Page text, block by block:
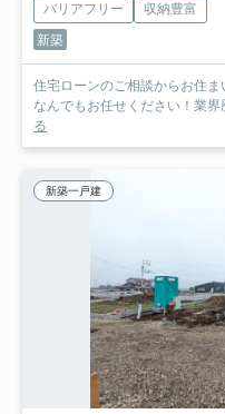
バリアフリー
収納豊富
新築
住宅ローンのご相談からお住
なんでもお任せください！業
る
新築一戸建